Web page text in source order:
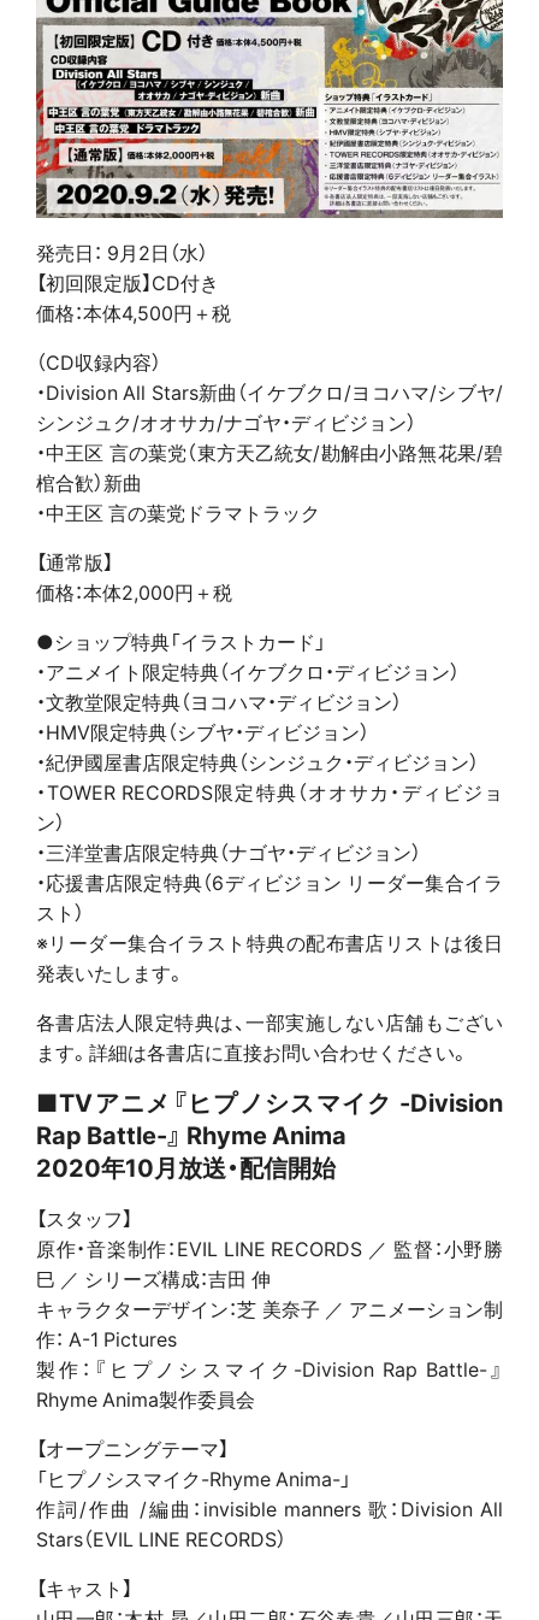
発売日： 9月2日（水）
【初回限定版】CD付き
価格：本体4,500円＋税
（CD収録内容）
・Division All Stars新曲（イケブクロ/ヨコハマ/シブヤ/
シンジュク/オオサカ/ナゴヤ・ディビジョン）
・中王区 言の葉党（東方天乙統女/勘解由小路無花果/碧
棺合歓）新曲
・中王区 言の葉党ドラマトラック
【通常版】
価格：本体2,000円＋税
●ショップ特典「イラストカード」
・アニメイト限定特典（イケブクロ・ディビジョン）
・文教堂限定特典（ヨコハマ・ディビジョン）
・HMV限定特典（シブヤ・ディビジョン）
・紀伊國屋書店限定特典（シンジュク・ディビジョン）
・TOWER RECORDS限定特典（オオサカ・ディビジョ
ン）
・三洋堂書店限定特典（ナゴヤ・ディビジョン）
・応援書店限定特典（6ディビジョン リーダー集合イラ
スト）
※リーダー集合イラスト特典の配布書店リストは後日
発表いたします。
各書店法人限定特典は、一部実施しない店舗もござい
ます。詳細は各書店に直接お問い合わせください。
■TVアニメ『ヒプノシスマイク -Division
Rap Battle-』 Rhyme Anima
2020年10月放送・配信開始
【スタッフ】
原作・音楽制作：EVIL LINE RECORDS ／ 監督：小野勝
巳 ／ シリーズ構成：吉田 伸
キャラクターデザイン：芝 美奈子 ／ アニメーション制
作： A-1 Pictures
製作：『ヒプノシスマイク-Division Rap Battle-』
Rhyme Anima製作委員会
【オープニングテーマ】
「ヒプノシスマイク-Rhyme Anima-」
作詞/作曲 /編曲：invisible manners 歌：Division All
Stars（EVIL LINE RECORDS）
【キャスト】